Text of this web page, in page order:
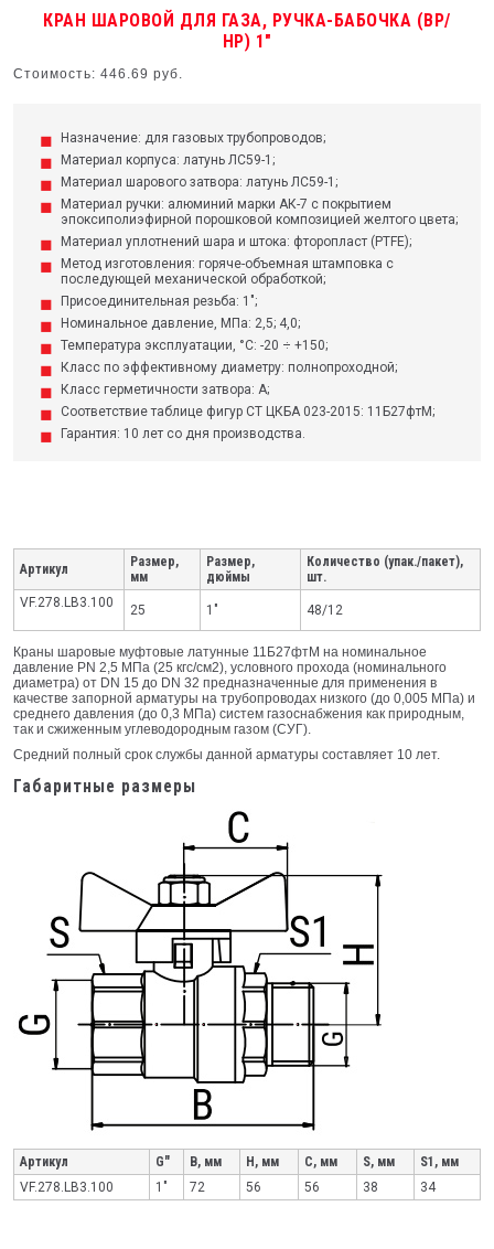
КРАН ШАРОВОЙ ДЛЯ ГАЗА, РУЧКА-БАБОЧКА (ВР/
НР) 1"
Стоимость: 446.69 руб.
Назначение: для газовых трубопроводов;
Материал корпуса: латунь ЛС59-1;
Материал шарового затвора: латунь ЛС59-1;
Материал ручки: алюминий марки АК-7 с покрытием
эпоксиполиэфирной порошковой композицией желтого цвета;
Материал уплотнений шара и штока: фторопласт (PTFE);
Метод изготовления: горяче-объемная штамповка с
последующей механической обработкой;
Присоединительная резьба: 1";
Номинальное давление, МПа: 2,5; 4,0;
Температура эксплуатации, °С: -20 ÷ +150;
Класс по эффективному диаметру: полнопроходной;
Класс герметичности затвора: А;
Соответствие таблице фигур СТ ЦКБА 023-2015: 11Б27фтМ;
Гарантия: 10 лет со дня производства.
Артикул
Размер,
мм
Размер,
дюймы
Количество (упак./пакет),
шт.
VF.278.LB3.100
25 1" 48/12
Краны шаровые муфтовые латунные 11Б27фтМ на номинальное
давление PN 2,5 МПа (25 кгс/см2), условного прохода (номинального
диаметра) от DN 15 до DN 32 предназначенные для применения в
качестве запорной арматуры на трубопроводах низкого (до 0,005 МПа) и
среднего давления (до 0,3 МПа) систем газоснабжения как природным,
так и сжиженным углеводородным газом (СУГ).
Средний полный срок службы данной арматуры составляет 10 лет.
Габаритные размеры
Артикул G" B, мм H, мм C, мм S, мм
S1, мм
VF.278.LB3.100
1" 72 56 56 38 34